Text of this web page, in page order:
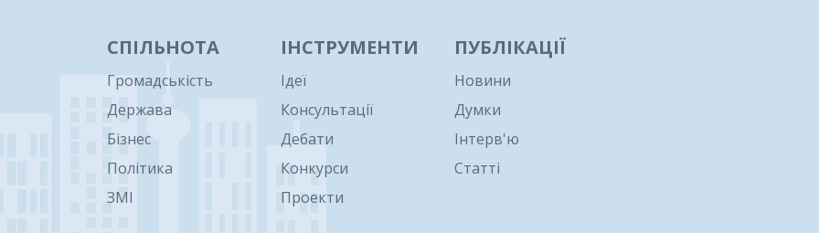
СПІЛЬНОТА
Громадськість
Держава
Бізнес
Політика
ЗМІ
ІНСТРУМЕНТИ
Ідеї
Консультації
Дебати
Конкурси
Проекти
ПУБЛІКАЦІЇ
Новини
Думки
Інтерв'ю
Статті